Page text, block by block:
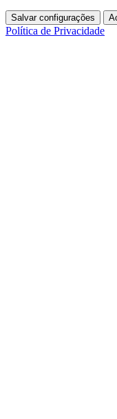
Salvar configurações
Política de Privacidade